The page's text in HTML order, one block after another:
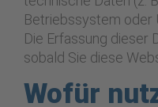
Betriebssystem oder
Die Erfassung dieser
sobald Sie diese
Wofür